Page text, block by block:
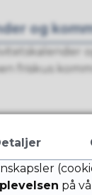
og
friskus
årig prosjekt
på